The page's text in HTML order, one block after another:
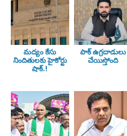
మద్యం కేసు
నిందితులకు హైకోర్టు
షాక్.!
పాక్ ఉగ్రదాడులు
చేయిస్తోంది